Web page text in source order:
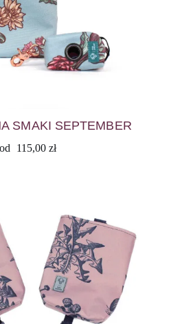
SMAKI SEPTEMBER
od 115,00zł